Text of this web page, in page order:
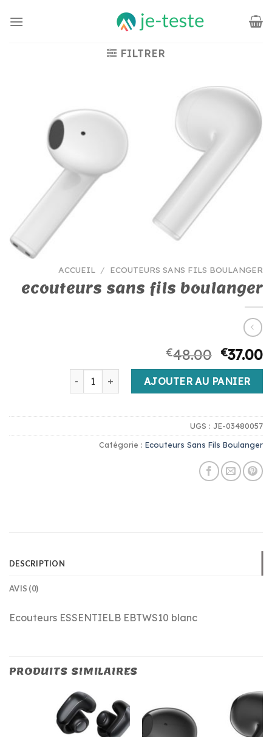
au
FILTRER
ACCUEIL / ECOUTEURS SANS FILS BOULANGER
ecouteurs sans fils boulanger
€48.00 €37.00
quantité de ecouteurs sans fils boulanger
AJOUTER AU PANIER
UGS : JE-03480057
Catégorie : Ecouteurs Sans Fils Boulanger
DESCRIPTION
AVIS (0)
Ecouteurs ESSENTIELB EBTWS10 blanc
PRODUITS SIMILAIRES